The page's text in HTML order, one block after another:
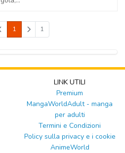
1 1
LINK UTILI
Premium
MangaWorldAdult - manga
per adulti
Termini e Condizioni
Policy sulla privacy e i cookie
AnimeWorld